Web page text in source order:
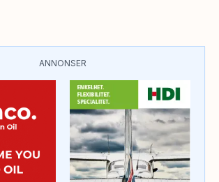
ANNONSER